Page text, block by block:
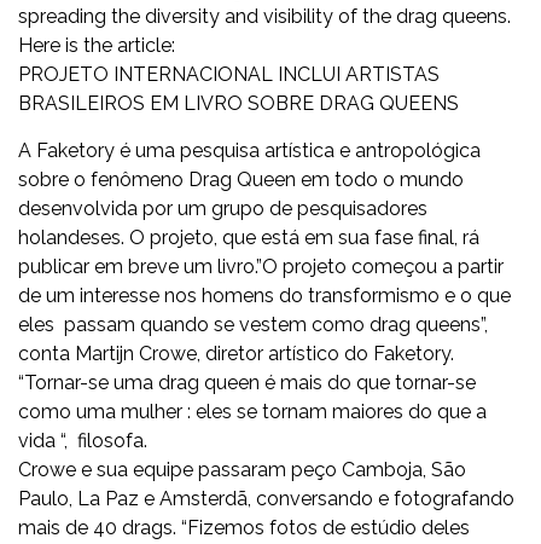
spreading the diversity and visibility of the drag queens.
Here is the article:
PROJETO INTERNACIONAL INCLUI ARTISTAS
BRASILEIROS EM LIVRO SOBRE DRAG QUEENS
A Faketory é uma pesquisa artística e antropológica
sobre o fenômeno Drag Queen em todo o mundo
desenvolvida por um grupo de pesquisadores
holandeses. O projeto, que está em sua fase final, rá
publicar em breve um livro.”O projeto começou a partir
de um interesse nos homens do transformismo e o que
eles passam quando se vestem como drag queens”,
conta Martijn Crowe, diretor artístico do Faketory.
“Tornar-se uma drag queen é mais do que tornar-se
como uma mulher : eles se tornam maiores do que a
vida “, filosofa.
Crowe e sua equipe passaram peço Camboja, São
Paulo, La Paz e Amsterdã, conversando e fotografando
mais de 40 drags. “Fizemos fotos de estúdio deles